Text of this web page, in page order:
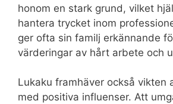
honom en stark grund, vilket
hantera trycket inom
ger ofta sin familj erkännande
värderingar av hårt arbete och
Lukaku framhäver också vikten
med positiva influenser. Att